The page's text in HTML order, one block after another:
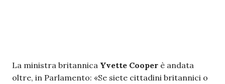
La ministra britannica Yvette Cooper è andata
oltre, in Parlamento: «Se siete cittadini britannici o